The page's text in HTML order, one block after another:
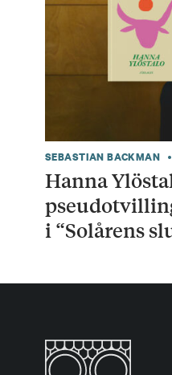
SEBASTIAN BACKMAN
Hanna
i “Solårens